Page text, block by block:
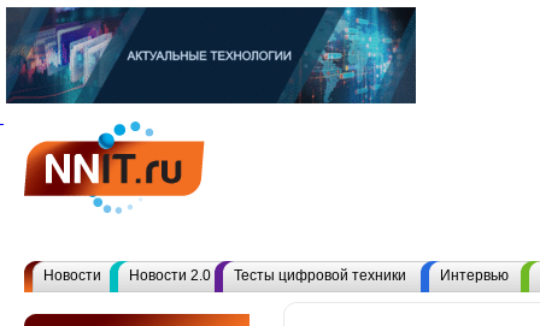
Новости Новости 2.0 Тесты цифровой техники Интервью